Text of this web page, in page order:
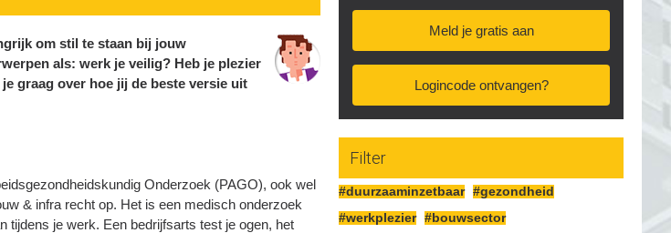
om stil te staan bij jouw
als: werk je veilig? Heb je plezier
graag over hoe jij de beste versie uit
Onderzoek (PAGO), ook wel
& infra recht op. Het is een medisch onderzoek
tijdens je werk. Een bedrijfsarts test je ogen, het
Meld je gratis aan
Logincode ontvangen?
Filter
#duurzaaminzetbaar #gezondheid
#werkplezier #bouwsector